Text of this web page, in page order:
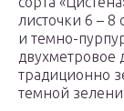
листочки 6 –
и темно-
двухметровое
традиционно
темной